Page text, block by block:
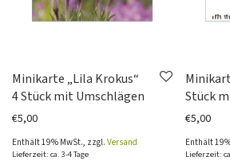
Minikarte „Lila Krokus“
4 Stück mit Umschlägen
€5,00
Enthält 19% MwSt., zzgl. Versand
Lieferzeit: ca. 3-4 Tage
Stück
€5,00
Enthält
Lieferzeit: